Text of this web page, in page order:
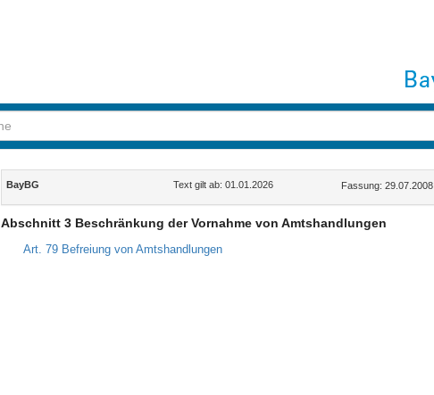
Inhalt
BayBG Text gilt ab: 01.01.2026 Fassung: 29.07.2008
Abschnitt 3 Beschränkung der Vornahme von Amtshandlungen
Art. 79 Befreiung von Amtshandlungen